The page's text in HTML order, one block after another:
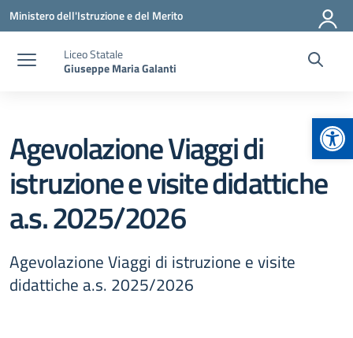
Vai ai contenuti
Vai al menu di navigazione
Vai al footer
Ministero dell'Istruzione e del Merito
Liceo Statale
Giuseppe Maria Galanti
Agevolazione Viaggi di
istruzione e visite didattiche
a.s. 2025/2026
Agevolazione Viaggi di istruzione e visite
didattiche a.s. 2025/2026